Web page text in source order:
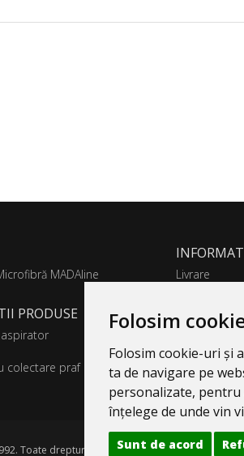
Folosim
Folosim cookie-uri și
ta de navigare pe
personalizate,
înțelege de unde vin
Sunt de acord
MADAline
PRODUSE
colectare praf
Livrare
Toate drepturile rezervate.